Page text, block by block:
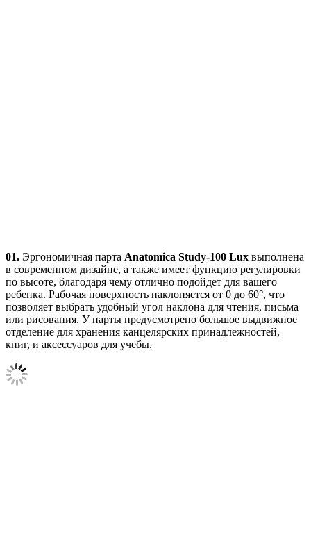
01. Эргономичная парта Anatomica Study-100 Lux выполнена
в современном дизайне, а также имеет функцию регулировки
по высоте, благодаря чему отлично подойдет для вашего
ребенка. Рабочая поверхность наклоняется от 0 до 60°, что
позволяет выбрать удобный угол наклона для чтения, письма
или рисования. У парты предусмотрено большое выдвижное
отделение для хранения канцелярских принадлежностей,
книг, и аксессуаров для учебы.